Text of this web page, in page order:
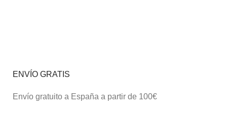
ENVÍO GRATIS
Envío gratuito a España a partir de 100€